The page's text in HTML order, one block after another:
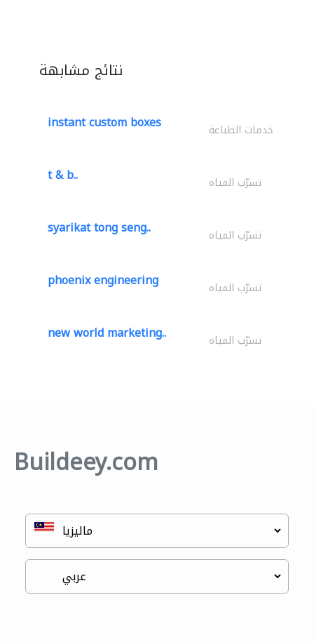
نتائج مشابهة
instant custom boxes خدمات الطباعة
t & b.. تسرّب المياه
syarikat tong seng.. تسرّب المياه
phoenix engineering تسرّب المياه
new world marketing.. تسرّب المياه
Buildeey.com